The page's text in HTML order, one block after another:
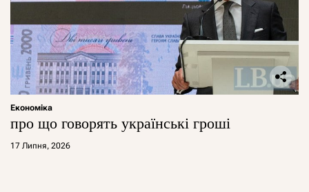
Економіка
про що говорять українські гроші
17 Липня, 2026